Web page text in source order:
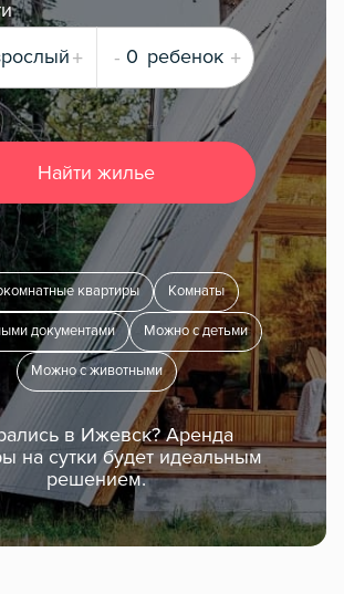
+ 0 ребенок
- +
Найти жилье
квартиры Комнаты
документами Можно с детьми
Можно с животными
в Ижевск? Аренда
на сутки будет идеальным
решением.